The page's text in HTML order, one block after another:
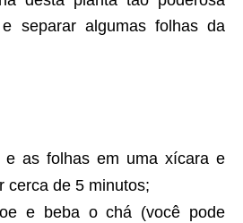
separar algumas folhas da
e as folhas em uma xícara e
cerca de 5 minutos;
e beba o chá (você pode